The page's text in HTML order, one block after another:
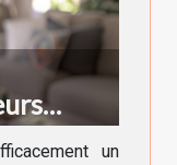
turbo
un